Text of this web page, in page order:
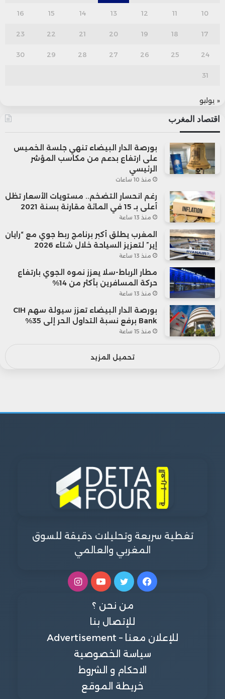
10
11
12
13
14
15
16
17
18
19
20
21
22
23
24
25
26
27
28
29
30
31
« يوليو
اقتصاد المغرب
بورصة الدار البيضاء تنهي جلسة الخميس
على ارتفاع بدعم من مكاسب المؤشر
الرئيسي
منذ 10 ساعات
رغم انحسار التضخم.. مستويات الأسعار تظل
أعلى بـ 15 في المائة مقارنة بسنة 2021
منذ 13 ساعة
المغرب يطلق أكبر برنامج ربط جوي مع “رايان
إير” لتعزيز السياحة خلال شتاء 2026
منذ 13 ساعة
مطار الرباط-سلا يعزز نموه الجوي بارتفاع
حركة المسافرين بأكثر من 14%
منذ 13 ساعة
بورصة الدار البيضاء تعزز سيولة سهم CIH
Bank برفع نسبة التداول الحر إلى 35%
منذ 15 ساعة
تحميل المزيد
تغطية سريعة وتحليلات دقيقة للسوق
المغربي والعالمي
فيسبوكتويتر يوتيوبانستقرام
من نحن ؟
للإتصال بنا
للإعلان معنا – Advertisement
سياسة الخصوصية
الاحكام و الشروط
خريطة الموقع